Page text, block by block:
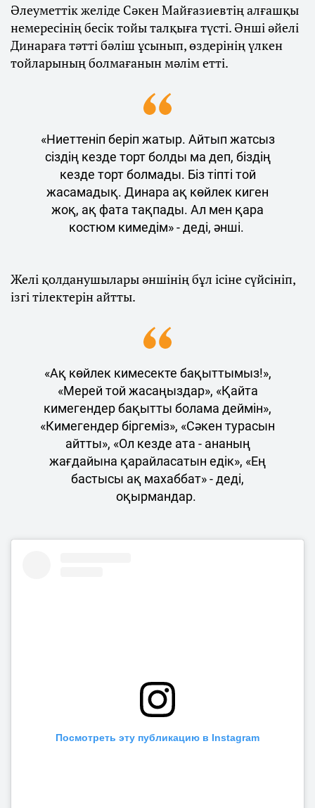
Әлеуметтік желіде Сәкен Майғазиевтің алғашқы
немересінің бесік тойы талқыға түсті. Әнші әйелі
Динараға тәтті бәліш ұсынып, өздерінің үлкен
тойларының болмағанын мәлім етті.
«Ниеттеніп беріп жатыр. Айтып жатсыз
сіздің кезде торт болды ма деп, біздің
кезде торт болмады. Біз тіпті той
жасамадық. Динара ақ көйлек киген
жоқ, ақ фата тақпады. Ал мен қара
костюм кимедім» - деді, әнші.
Желі қолданушылары әншінің бұл ісіне сүйсініп,
ізгі тілектерін айтты.
«Ақ көйлек кимесекте бақыттымыз!»,
«Мерей той жасаңыздар», «Қайта
кимегендер бақытты болама деймін»,
«Кимегендер біргеміз», «Сәкен турасын
айтты», «Ол кезде ата - ананың
жағдайына қарайласатын едік», «Ең
бастысы ақ махаббат» - деді,
оқырмандар.
Посмотреть эту публикацию в Instagram